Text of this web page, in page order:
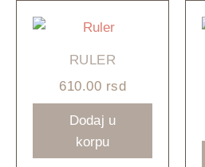
RULER
610.00 rsd
Dodaj u
korpu